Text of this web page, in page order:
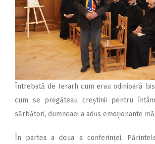
Întrebată de Ierarh cum erau odinioară
cum se pregăteau creștinii pentru
sărbători, dumneaei a adus emoționante
În partea a doua a conferinței,